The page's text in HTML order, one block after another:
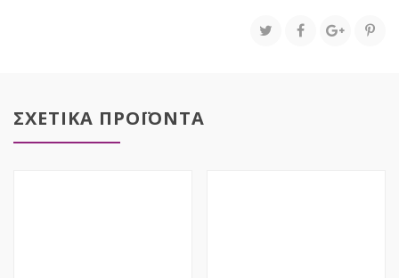
ποσότητα
ΣΧΕΤΙΚΑ ΠΡΟΪΟΝΤΑ